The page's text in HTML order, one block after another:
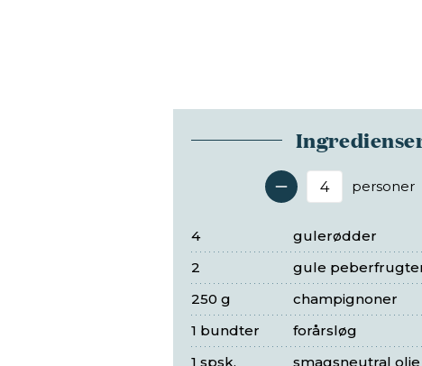
Antal
personer
gulerødder
4
gule
2
champignoner
250 g
forårsløg
1 bundter
smagsneutral
1 spsk.